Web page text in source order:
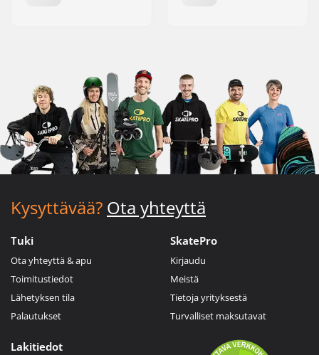
Kysyttävää? Ota yhteyttä
Tuki
Ota yhteyttä & apu
Toimitustiedot
Lähetyksen tila
Palautukset
SkatePro
Kirjaudu
Meistä
Tietoja yrityksestä
Turvalliset maksutavat
Lakitiedot